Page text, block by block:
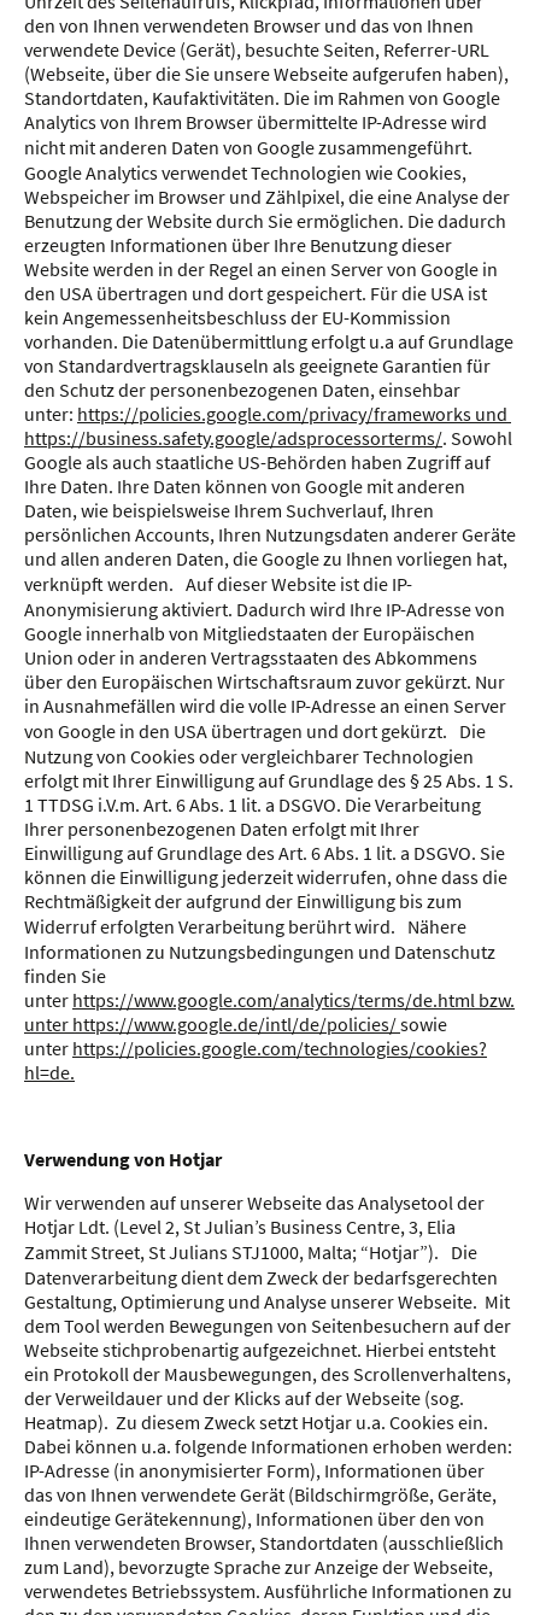
den von Ihnen verwendeten Browser und das von Ihnen
verwendete Device (Gerät), besuchte Seiten, Referrer-URL
(Webseite, über die Sie unsere Webseite aufgerufen haben),
Standortdaten, Kaufaktivitäten. Die im Rahmen von Google
Analytics von Ihrem Browser übermittelte IP-Adresse wird
nicht mit anderen Daten von Google zusammengeführt.
Google Analytics verwendet Technologien wie Cookies,
Webspeicher im Browser und Zählpixel, die eine Analyse der
Benutzung der Website durch Sie ermöglichen. Die dadurch
erzeugten Informationen über Ihre Benutzung dieser
Website werden in der Regel an einen Server von Google in
den USA übertragen und dort gespeichert. Für die USA ist
kein Angemessenheitsbeschluss der EU-Kommission
vorhanden. Die Datenübermittlung erfolgt u.a auf Grundlage
von Standardvertragsklauseln als geeignete Garantien für
den Schutz der personenbezogenen Daten, einsehbar
unter: https://policies.google.com/privacy/frameworks und
https://business.safety.google/adsprocessorterms/. Sowohl
Google als auch staatliche US-Behörden haben Zugriff auf
Ihre Daten. Ihre Daten können von Google mit anderen
Daten, wie beispielsweise Ihrem Suchverlauf, Ihren
persönlichen Accounts, Ihren Nutzungsdaten anderer Geräte
und allen anderen Daten, die Google zu Ihnen vorliegen hat,
verknüpft werden. Auf dieser Website ist die IP-
Anonymisierung aktiviert. Dadurch wird Ihre IP-Adresse von
Google innerhalb von Mitgliedstaaten der Europäischen
Union oder in anderen Vertragsstaaten des Abkommens
über den Europäischen Wirtschaftsraum zuvor gekürzt. Nur
in Ausnahmefällen wird die volle IP-Adresse an einen Server
von Google in den USA übertragen und dort gekürzt. Die
Nutzung von Cookies oder vergleichbarer Technologien
erfolgt mit Ihrer Einwilligung auf Grundlage des § 25 Abs. 1 S.
1 TTDSG i.V.m. Art. 6 Abs. 1 lit. a DSGVO. Die Verarbeitung
Ihrer personenbezogenen Daten erfolgt mit Ihrer
Einwilligung auf Grundlage des Art. 6 Abs. 1 lit. a DSGVO. Sie
können die Einwilligung jederzeit widerrufen, ohne dass die
Rechtmäßigkeit der aufgrund der Einwilligung bis zum
Widerruf erfolgten Verarbeitung berührt wird. Nähere
Informationen zu Nutzungsbedingungen und Datenschutz
finden Sie
unter https://www.google.com/analytics/terms/de.html bzw.
unter https://www.google.de/intl/de/policies/sowie
unter https://policies.google.com/technologies/cookies?
hl=de.
Verwendung von Hotjar
Wir verwenden auf unserer Webseite das Analysetool der
Hotjar Ldt. (Level 2, St Julian’s Business Centre, 3, Elia
Zammit Street, St Julians STJ1000, Malta; “Hotjar”). Die
Datenverarbeitung dient dem Zweck der bedarfsgerechten
Gestaltung, Optimierung und Analyse unserer Webseite. Mit
dem Tool werden Bewegungen von Seitenbesuchern auf der
Webseite stichprobenartig aufgezeichnet. Hierbei entsteht
ein Protokoll der Mausbewegungen, des Scrollenverhaltens,
der Verweildauer und der Klicks auf der Webseite (sog.
Heatmap). Zu diesem Zweck setzt Hotjar u.a. Cookies ein.
Dabei können u.a. folgende Informationen erhoben werden:
IP-Adresse (in anonymisierter Form), Informationen über
das von Ihnen verwendete Gerät (Bildschirmgröße, Geräte,
eindeutige Gerätekennung), Informationen über den von
Ihnen verwendeten Browser, Standortdaten (ausschließlich
zum Land), bevorzugte Sprache zur Anzeige der Webseite,
verwendetes Betriebssystem. Ausführliche Informationen zu